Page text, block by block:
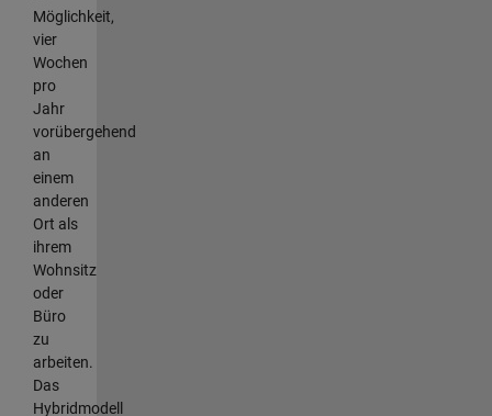
Möglichkeit,
vier
Wochen
pro
Jahr
vorübergehend
an
einem
anderen
Ort als
ihrem
Wohnsitz
oder
Büro
zu
arbeiten.
Das
Hybridmodell